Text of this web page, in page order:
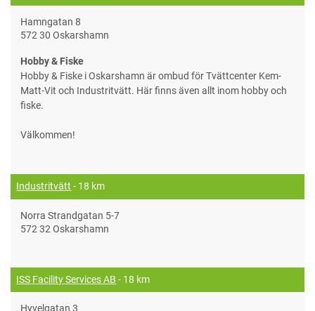
Hamngatan 8
572 30 Oskarshamn
Hobby & Fiske
Hobby & Fiske i Oskarshamn är ombud för Tvättcenter Kem-
Matt-Vit och Industritvätt. Här finns även allt inom hobby och
fiske.
Välkommen!
Industritvätt - 18 km
Norra Strandgatan 5-7
572 32 Oskarshamn
ISS Facility Services AB - 18 km
Hyvelgatan 3